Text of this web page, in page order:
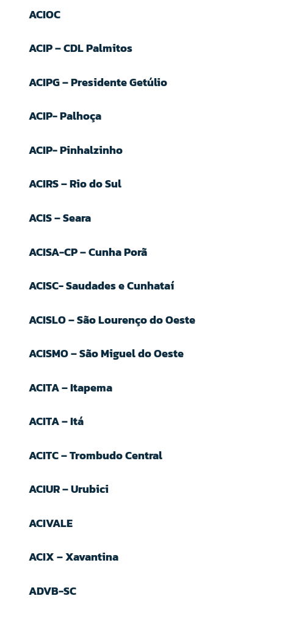
ACIOC
ACIP – CDL Palmitos
ACIPG – Presidente Getúlio
ACIP- Palhoça
ACIP- Pinhalzinho
ACIRS – Rio do Sul
ACIS – Seara
ACISA-CP – Cunha Porã
ACISC- Saudades e Cunhataí
ACISLO – São Lourenço do Oeste
ACISMO – São Miguel do Oeste
ACITA – Itapema
ACITA – Itá
ACITC – Trombudo Central
ACIUR – Urubici
ACIVALE
ACIX – Xavantina
ADVB-SC